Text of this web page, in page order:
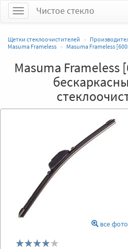
МенюЧистое стекло
Щетки стеклоочистителей
Masuma Frameless
Masuma Frameless
Masuma Frameless
все